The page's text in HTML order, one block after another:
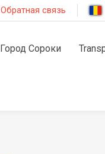
Обратная связь
Город Сороки